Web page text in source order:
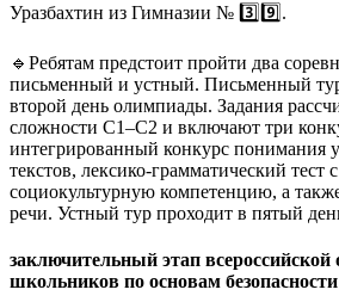
Уразбахтин из Гимназии № 3️⃣9️⃣.
🔹Ребятам предстоит пройти два
письменный и устный. Письменный
второй день олимпиады. Задания
сложности С1–С2 и включают три
интегрированный конкурс понимания
текстов, лексико-грамматический тест
социокультурную компетенцию, а
речи. Устный тур проходит в пятый
заключительный этап
школьников по основам